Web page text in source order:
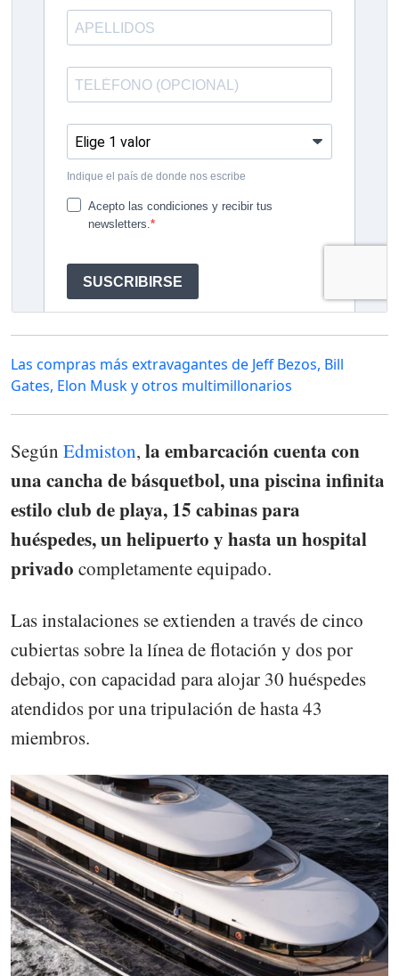
Las compras más extravagantes de Jeff Bezos, Bill
Gates, Elon Musk y otros multimillonarios
Según Edmiston, la embarcación cuenta con
una cancha de básquetbol, una piscina infinita
estilo club de playa, 15 cabinas para
huéspedes, un helipuerto y hasta un hospital
privado completamente equipado.
Las instalaciones se extienden a través de cinco
cubiertas sobre la línea de flotación y dos por
debajo, con capacidad para alojar 30 huéspedes
atendidos por una tripulación de hasta 43
miembros.